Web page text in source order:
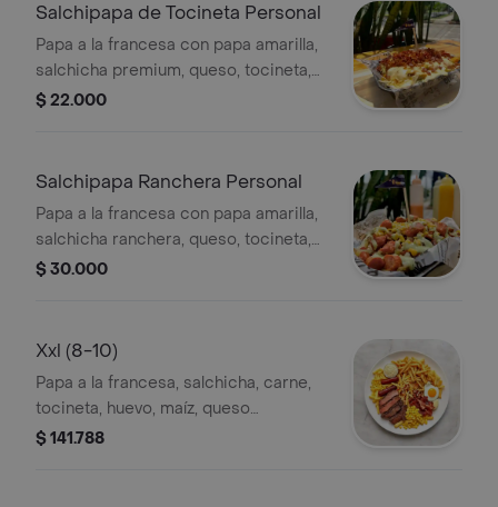
Salchipapa de Tocineta Personal
Papa a la francesa con papa amarilla,
salchicha premium, queso, tocineta,
hilos de papa y salsa a elegir.
$ 22.000
Salchipapa Ranchera Personal
Papa a la francesa con papa amarilla,
salchicha ranchera, queso, tocineta,
maicitos, hilos de papa y salsas a
$ 30.000
Xxl (8-10)
Papa a la francesa, salchicha, carne,
tocineta, huevo, maíz, queso
mozzarella, hilitos de papa y salsas.
$ 141.788